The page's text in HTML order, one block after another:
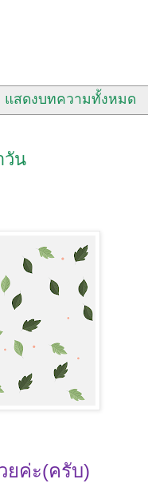
แสดงบทความทั้งหมด
วัน
ค่ะ(ครับ)